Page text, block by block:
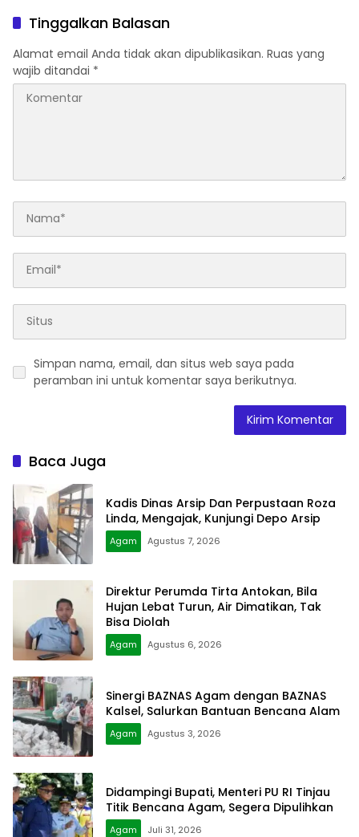
Tinggalkan Balasan
Alamat email Anda tidak akan dipublikasikan. Ruas yang
wajib ditandai *
Simpan nama, email, dan situs web saya pada
peramban ini untuk komentar saya berikutnya.
Baca Juga
Kadis Dinas Arsip Dan Perpustaan Roza
Linda, Mengajak, Kunjungi Depo Arsip
Agam Agustus 7, 2026
Direktur Perumda Tirta Antokan, Bila
Hujan Lebat Turun, Air Dimatikan, Tak
Bisa Diolah
Agam Agustus 6, 2026
Sinergi BAZNAS Agam dengan BAZNAS
Kalsel, Salurkan Bantuan Bencana Alam
Agam Agustus 3, 2026
Didampingi Bupati, Menteri PU RI Tinjau
Titik Bencana Agam, Segera Dipulihkan
Agam Juli 31, 2026